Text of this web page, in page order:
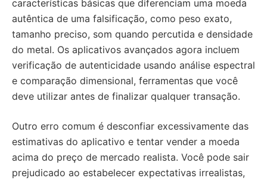
características básicas que diferenciam uma moeda
autêntica de uma falsificação, como peso exato,
tamanho preciso, som quando percutida e densidade
do metal. Os aplicativos avançados agora incluem
verificação de autenticidade usando análise espectral
e comparação dimensional, ferramentas que você
deve utilizar antes de finalizar qualquer transação.
Outro erro comum é desconfiar excessivamente das
estimativas do aplicativo e tentar vender a moeda
acima do preço de mercado realista. Você pode sair
prejudicado ao estabelecer expectativas irrealistas,